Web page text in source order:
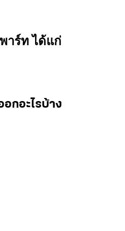
าร์ท ได้แก่
กอะไรบ้าง